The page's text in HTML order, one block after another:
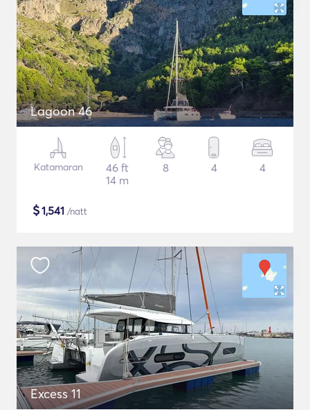
Lagoon 46
Katamaran
46 ft
14 m
8 4 4
$1,541 /natt
Excess 11